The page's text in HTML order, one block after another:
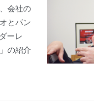
会社の
とパン
ーレ
の紹介